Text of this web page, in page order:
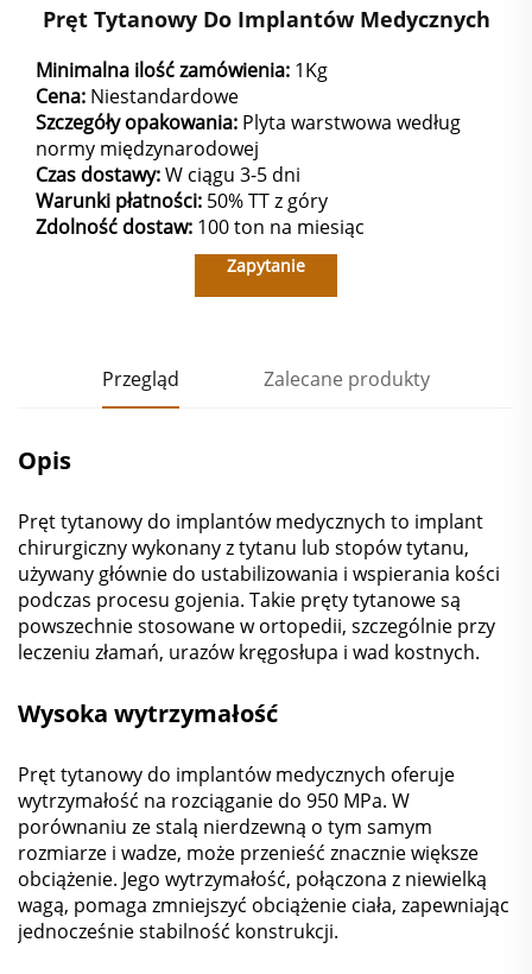
Pręt Tytanowy Do Implantów Medycznych
Minimalna ilość zamówienia: 1Kg
Cena: Niestandardowe
Szczegóły opakowania: Plyta warstwowa według
normy międzynarodowej
Czas dostawy:W ciągu 3-5 dni
Warunki płatności: 50% TT z góry
Zdolność dostaw: 100 ton na miesiąc
Zapytanie
Przegląd Zalecane produkty
Opis
Pręt tytanowy do implantów medycznych to implant
chirurgiczny wykonany z tytanu lub stopów tytanu,
używany głównie do ustabilizowania i wspierania kości
podczas procesu gojenia. Takie pręty tytanowe są
powszechnie stosowane w ortopedii, szczególnie przy
leczeniu złamań, urazów kręgosłupa i wad kostnych.
Wysoka wytrzymałość
Pręt tytanowy do implantów medycznych oferuje
wytrzymałość na rozciąganie do 950 MPa. W
porównaniu ze stalą nierdzewną o tym samym
rozmiarze i wadze, może przenieść znacznie większe
obciążenie. Jego wytrzymałość, połączona z niewielką
wagą, pomaga zmniejszyć obciążenie ciała, zapewniając
jednocześnie stabilność konstrukcji.